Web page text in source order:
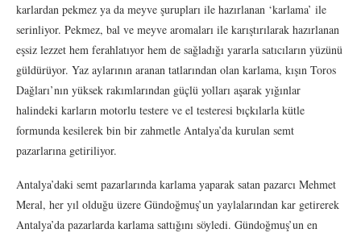
karlardan pekmez ya da meyve şurupları ile hazırlanan ‘karlama’ ile
serinliyor. Pekmez, bal ve meyve aromaları ile karıştırılarak hazırlanan
eşsiz lezzet hem ferahlatıyor hem de sağladığı yararla satıcıların yüzünü
güldürüyor. Yaz aylarının aranan tatlarından olan karlama, kışın Toros
Dağları’nın yüksek rakımlarından güçlü yolları aşarak yığınlar
halindeki karların motorlu testere ve el testeresi bıçkılarla kütle
formunda kesilerek bin bir zahmetle Antalya’da kurulan semt
pazarlarına getiriliyor.
Antalya’daki semt pazarlarında karlama yaparak satan pazarcı Mehmet
Meral, her yıl olduğu üzere Gündoğmuş’un yaylalarından kar getirerek
Antalya’da pazarlarda karlama sattığını söyledi. Gündoğmuş’un en